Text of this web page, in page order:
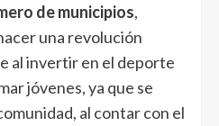
de municipios,
una revolución
al invertir en el deporte
jóvenes, ya que se
al contar con el